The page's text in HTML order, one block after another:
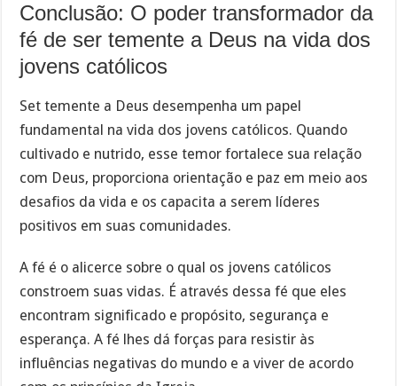
Conclusão: O poder transformador da
fé de ser temente a Deus na vida dos
jovens católicos
Set temente a Deus desempenha um papel
fundamental na vida dos jovens católicos. Quando
cultivado e nutrido, esse temor fortalece sua relação
com Deus, proporciona orientação e paz em meio aos
desafios da vida e os capacita a serem líderes
positivos em suas comunidades.
A fé é o alicerce sobre o qual os jovens católicos
constroem suas vidas. É através dessa fé que eles
encontram significado e propósito, segurança e
esperança. A fé lhes dá forças para resistir às
influências negativas do mundo e a viver de acordo